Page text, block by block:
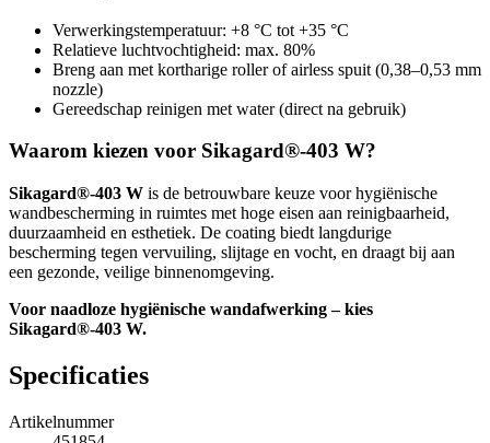
Verwerkingstemperatuur: +8 °C tot +35 °C
Relatieve luchtvochtigheid: max. 80%
Breng aan met kortharige roller of airless spuit (0,38–0,53 mm
nozzle)
Gereedschap reinigen met water (direct na gebruik)
Waarom kiezen voor Sikagard®-403 W?
Sikagard®-403 W is de betrouwbare keuze voor hygiënische
wandbescherming in ruimtes met hoge eisen aan reinigbaarheid,
duurzaamheid en esthetiek. De coating biedt langdurige
bescherming tegen vervuiling, slijtage en vocht, en draagt bij aan
een gezonde, veilige binnenomgeving.
Voor naadloze hygiënische wandafwerking – kies
Sikagard®-403 W.
Specificaties
Artikelnummer